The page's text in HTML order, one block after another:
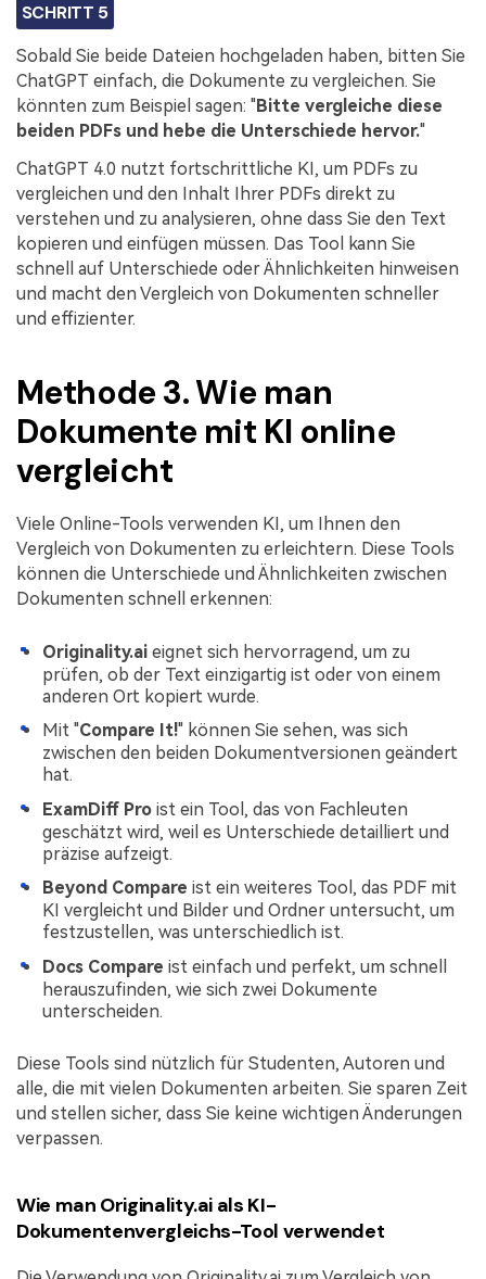
SCHRITT 5
Sobald Sie beide Dateien hochgeladen haben, bitten Sie
ChatGPT einfach, die Dokumente zu vergleichen. Sie
könnten zum Beispiel sagen: "Bitte vergleiche diese
beiden PDFs und hebe die Unterschiede hervor."
ChatGPT 4.0 nutzt fortschrittliche KI, um PDFs zu
vergleichen und den Inhalt Ihrer PDFs direkt zu
verstehen und zu analysieren, ohne dass Sie den Text
kopieren und einfügen müssen. Das Tool kann Sie
schnell auf Unterschiede oder Ähnlichkeiten hinweisen
und macht den Vergleich von Dokumenten schneller
und effizienter.
Methode 3. Wie man
Dokumente mit KI online
vergleicht
Viele Online-Tools verwenden KI, um Ihnen den
Vergleich von Dokumenten zu erleichtern. Diese Tools
können die Unterschiede und Ähnlichkeiten zwischen
Dokumenten schnell erkennen:
Originality.ai eignet sich hervorragend, um zu
prüfen, ob der Text einzigartig ist oder von einem
anderen Ort kopiert wurde.
Mit "Compare It!" können Sie sehen, was sich
zwischen den beiden Dokumentversionen geändert
hat.
ExamDiff Pro ist ein Tool, das von Fachleuten
geschätzt wird, weil es Unterschiede detailliert und
präzise aufzeigt.
Beyond Compare ist ein weiteres Tool, das PDF mit
KI vergleicht und Bilder und Ordner untersucht, um
festzustellen, was unterschiedlich ist.
Docs Compare ist einfach und perfekt, um schnell
herauszufinden, wie sich zwei Dokumente
unterscheiden.
Diese Tools sind nützlich für Studenten, Autoren und
alle, die mit vielen Dokumenten arbeiten. Sie sparen Zeit
und stellen sicher, dass Sie keine wichtigen Änderungen
verpassen.
Wie man Originality.ai als KI-
Dokumentenvergleichs-Tool verwendet